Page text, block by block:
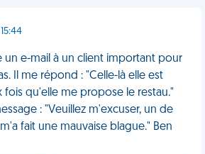
un e-mail à un client important pour
Il me répond : "Celle-là elle est
fois qu'elle me propose le restau."
: "Veuillez m'excuser, un de
fait une mauvaise blague." Ben